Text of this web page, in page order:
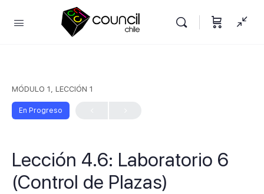
MÓDULO 1, LECCIÓN 1
En Progreso
Lección 4.6: Laboratorio 6
(Control de Plazas)